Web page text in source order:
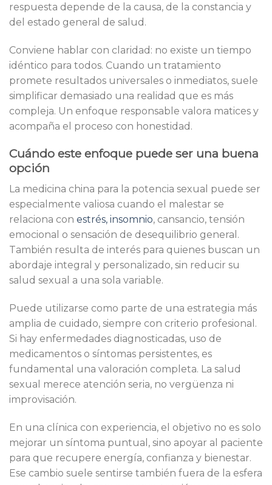
respuesta depende de la causa, de la constancia y
del estado general de salud.
Conviene hablar con claridad: no existe un tiempo
idéntico para todos. Cuando un tratamiento
promete resultados universales o inmediatos, suele
simplificar demasiado una realidad que es más
compleja. Un enfoque responsable valora matices y
acompaña el proceso con honestidad.
Cuándo este enfoque puede ser una buena
opción
La medicina china para la potencia sexual puede ser
especialmente valiosa cuando el malestar se
relaciona con estrés, insomnio, cansancio, tensión
emocional o sensación de desequilibrio general.
También resulta de interés para quienes buscan un
abordaje integral y personalizado, sin reducir su
salud sexual a una sola variable.
Puede utilizarse como parte de una estrategia más
amplia de cuidado, siempre con criterio profesional.
Si hay enfermedades diagnosticadas, uso de
medicamentos o síntomas persistentes, es
fundamental una valoración completa. La salud
sexual merece atención seria, no vergüenza ni
improvisación.
En una clínica con experiencia, el objetivo no es solo
mejorar un síntoma puntual, sino apoyar al paciente
para que recupere energía, confianza y bienestar.
Ese cambio suele sentirse también fuera de la esfera